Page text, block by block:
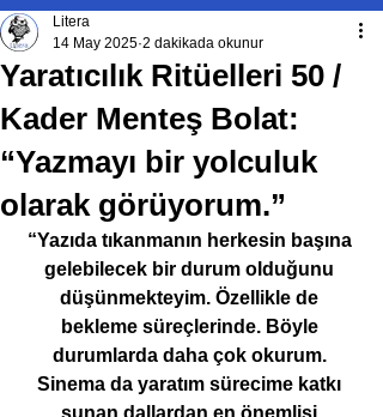
Yaratıcılık Ritüelleri 50 /
Kader Menteş Bolat:
“Yazmayı bir yolculuk
olarak görüyorum.”
Litera
14 May 2025 2 dakikada okunur
“Yazıda tıkanmanın herkesin başına
gelebilecek bir durum olduğunu
düşünmekteyim. Özellikle de
bekleme süreçlerinde. Böyle
durumlarda daha çok okurum.
Sinema da yaratım sürecime katkı
sunan dallardan en önemlisi